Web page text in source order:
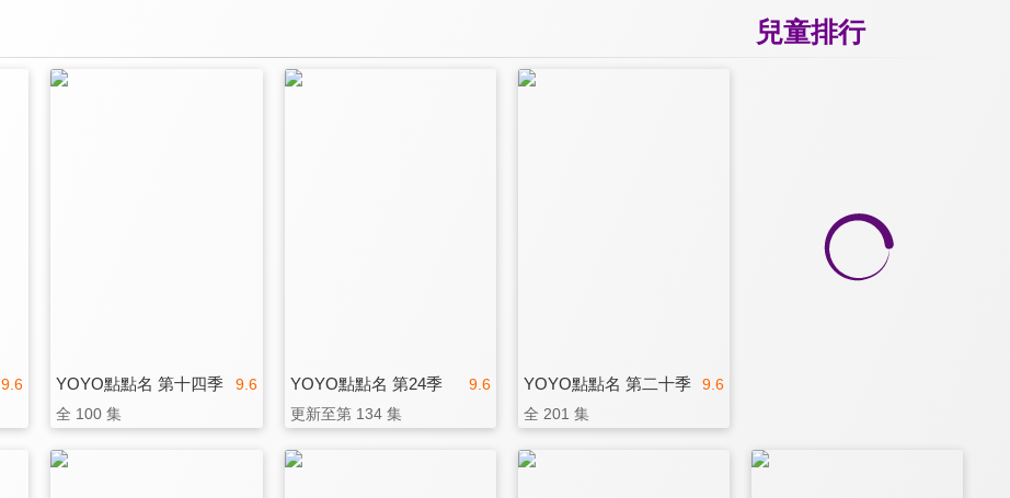
兒童排行
9.6 9.6
YOYO點點名 第十四季
全 100 集
9.6
YOYO點點名 第24季
更新至第 134 集
9.6
YOYO點點名 第二十季
全 201 集